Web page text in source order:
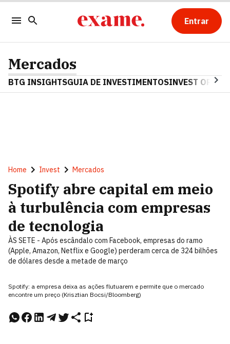
Entrar
Mercados
BTG INSIGHTSGUIA DE INVESTIMENTOSINVEST OPINA
Home Invest Mercados
Spotify abre capital em meio
à turbulência com empresas
de tecnologia
ÀS SETE - Após escândalo com Facebook, empresas do ramo
(Apple, Amazon, Netflix e Google) perderam cerca de 324 bilhões
de dólares desde a metade de março
Spotify: a empresa deixa as ações flutuarem e permite que o mercado
encontre um preço (Krisztian Bocsi/Bloomberg)